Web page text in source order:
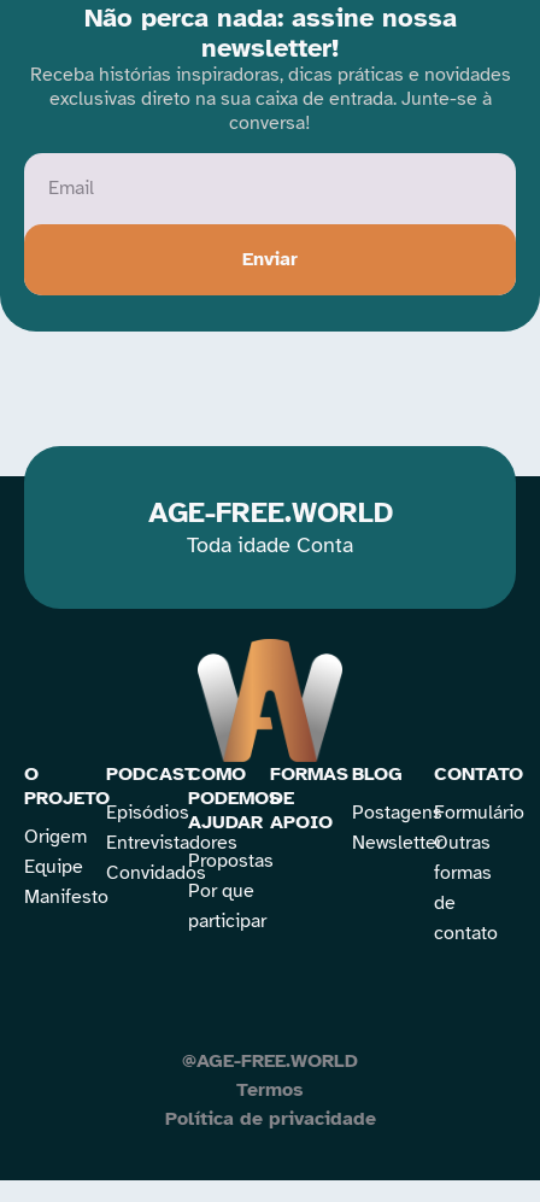
Não perca nada: assine nossa
newsletter!
Receba histórias inspiradoras, dicas práticas e novidades
exclusivas direto na sua caixa de entrada. Junte-se à
conversa!
Enviar
AGE-FREE.WORLD
Toda idade Conta
O
PROJETO
Origem
Equipe
Manifesto
PODCAST
Episódios
Entrevistadores
Convidados
COMO
PODEMOS
AJUDAR
Propostas
Por que
participar
FORMAS
DE
APOIO
BLOG
Postagens
Newsletter
CONTATO
Formulário
Outras
formas
de
contato
@AGE-FREE.WORLD
Termos
Política de privacidade